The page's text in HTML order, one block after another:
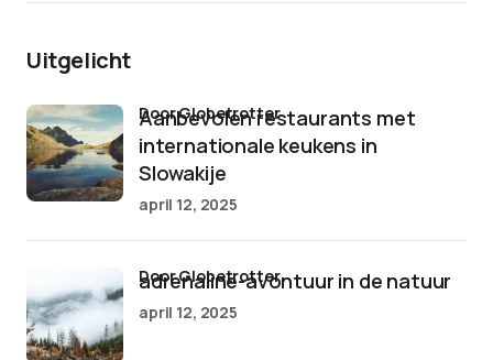
Uitgelicht
Aanbevolen restaurants met
internationale keukens in
Slowakije
door Globetrotter
april 12, 2025
adrenaline-avontuur in de natuur
door Globetrotter
april 12, 2025